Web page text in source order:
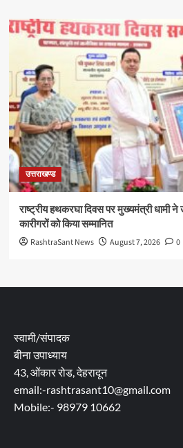
उत्तराखण्ड
राष्ट्रीय हथकरघा दिवस पर मुख्यमंत्री धामी
कारीगरों को किया सम्मानित
RashtraSant News August 7, 2026 0
स्वामी/संपादक
बीना उपाध्याय
43, ओंकार रोड, देहरादून
email:-rashtrasant10@gmail.com
Mobile:- 98979 10662